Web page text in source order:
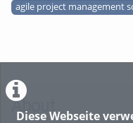
Diese Webseite
agile project management
About